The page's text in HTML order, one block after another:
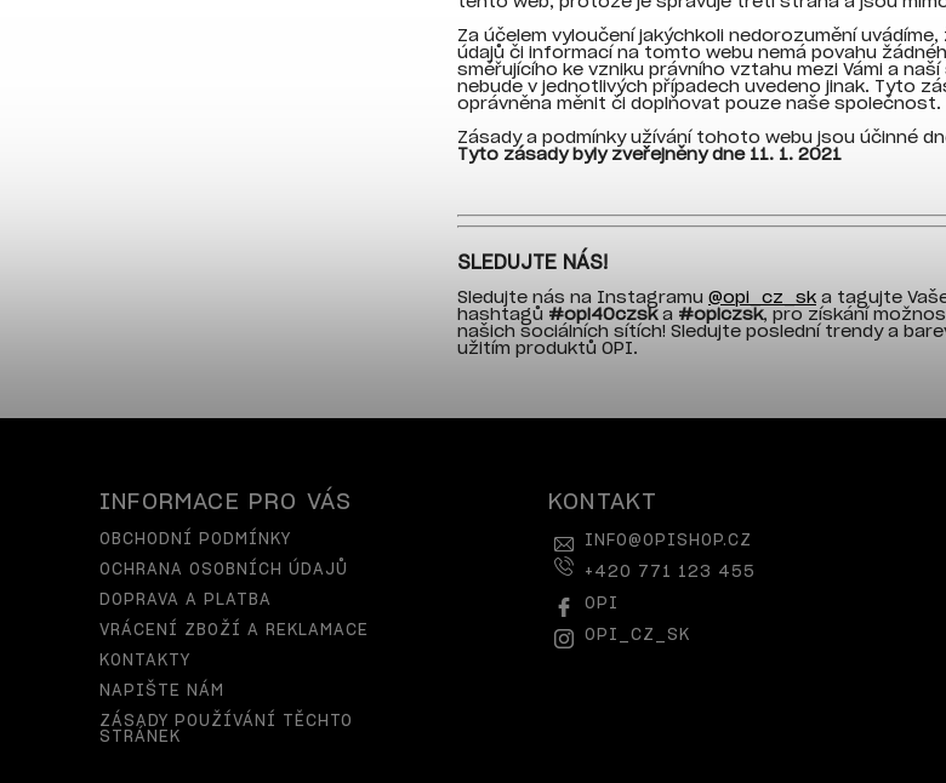
Za účelem vyloučení jakýchkoli nedorozumění
údajů či informací na tomto webu nemá povahu
směřujícího ke vzniku právního vztahu mezi Vámi a
nebude v jednotlivých případech uvedeno jinak. Tyto
oprávněna měnit či doplňovat pouze naše společnost.
Zásady a podmínky užívání tohoto webu jsou účinné
Tyto zásady byly zveřejněny dne 11. 1. 2021
SLEDUJTE NÁS!
Sledujte nás na Instagramu @opi_cz_sk a tagujte
hashtagů #opi40czska #opiczsk, pro získání
našich sociálních sítích! Sledujte poslední trendy a
užitím produktů OPI.
INFORMACE PRO VÁS
OBCHODNÍ PODMÍNKY
OCHRANA OSOBNÍCH ÚDAJŮ
DOPRAVA A PLATBA
VRÁCENÍ ZBOŽÍ A REKLAMACE
KONTAKTY
NAPIŠTE NÁM
ZÁSADY POUŽÍVÁNÍ TĚCHTO
STRÁNEK
KONTAKT
INFO@OPISHOP.CZ
+420 771 123 455
OPI
OPI_CZ_SK